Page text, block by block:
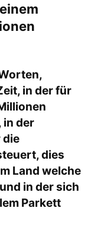
in der für
in der
die
dies
Land welche
in der sich
Parkett